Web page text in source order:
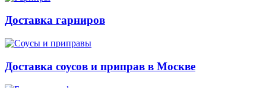
Доставка гарниров
Доставка соусов и приправ в Москве